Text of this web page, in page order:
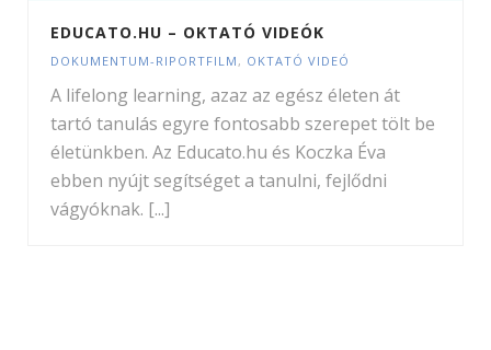
EDUCATO.HU – OKTATÓ VIDEÓK
DOKUMENTUM-RIPORTFILM , OKTATÓ VIDEÓ
A lifelong learning, azaz az egész életen át
tartó tanulás egyre fontosabb szerepet tölt be
életünkben. Az Educato.hu és Koczka Éva
ebben nyújt segítséget a tanulni, fejlődni
vágyóknak. [...]